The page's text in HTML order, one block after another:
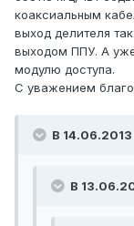
коаксиальным
выход делителя
выходом ППУ. А
модулю доступа.
С уважением
В 14.06.2013
В